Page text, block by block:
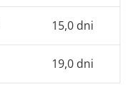
15,0 dni
19,0 dni